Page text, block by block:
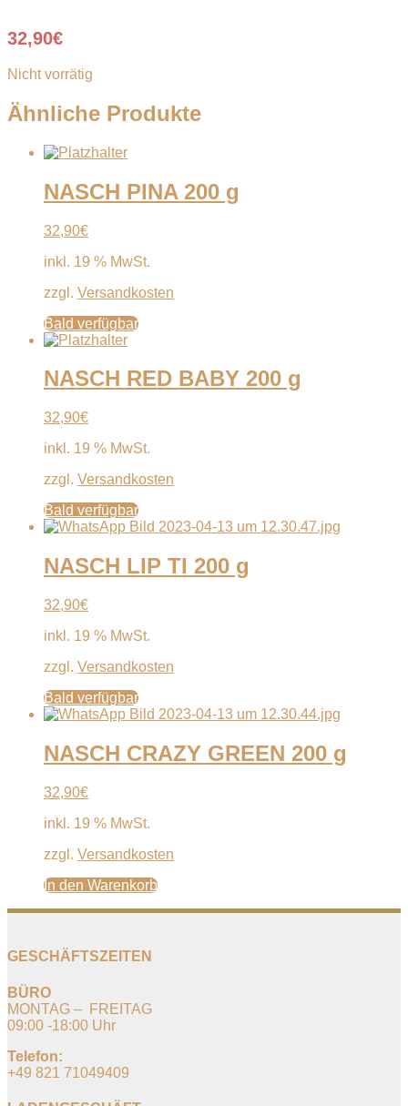
32,90€
Nicht vorrätig
Ähnliche Produkte
NASCH PINA 200 g
32,90€
inkl. 19 % MwSt.
zzgl. Versandkosten
Bald verfügbar
NASCH RED BABY 200 g
32,90€
inkl. 19 % MwSt.
zzgl. Versandkosten
Bald verfügbar
NASCH LIP TI 200 g
32,90€
inkl. 19 % MwSt.
zzgl. Versandkosten
Bald verfügbar
NASCH CRAZY GREEN 200 g
32,90€
inkl. 19 % MwSt.
zzgl. Versandkosten
In den Warenkorb
GESCHÄFTSZEITEN
BÜRO
MONTAG – FREITAG
09:00 -18:00 Uhr
Telefon:
+49 821 71049409